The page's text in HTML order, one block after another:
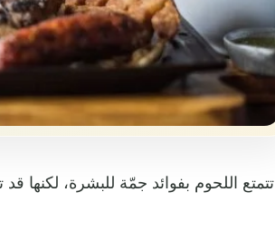
تتمتع اللحوم بفوائد جمّة للبشرة،